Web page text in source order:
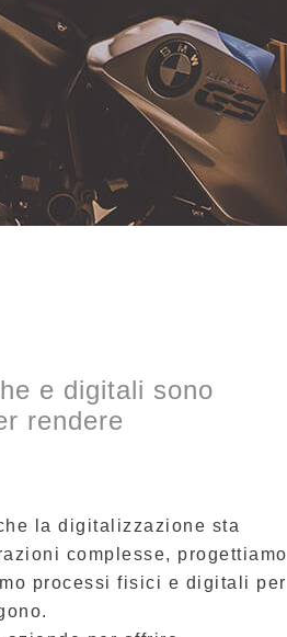
e digitali sono
rendere
la digitalizzazione sta
complesse, progettiamo
processi fisici e digitali per